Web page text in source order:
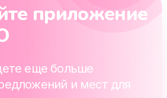
приложение
еще больше
и мест для